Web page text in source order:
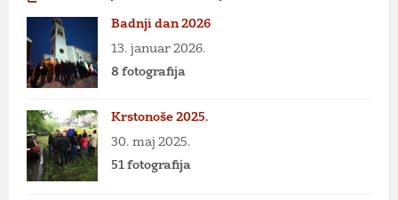
Badnji dan 2026
13. januar 2026.
8 fotografija
Krstonoše 2025.
30. maj 2025.
51 fotografija